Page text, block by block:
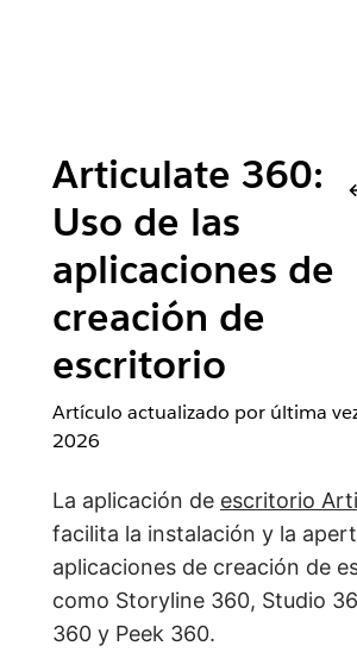
Articulate 360:
Uso de las
aplicaciones de
creación de
escritorio
Artículo actualizado por última
2026
La aplicación de escritorio
facilita la instalación y la
aplicaciones de creación de
como Storyline 360, Studio
360 y Peek 360.